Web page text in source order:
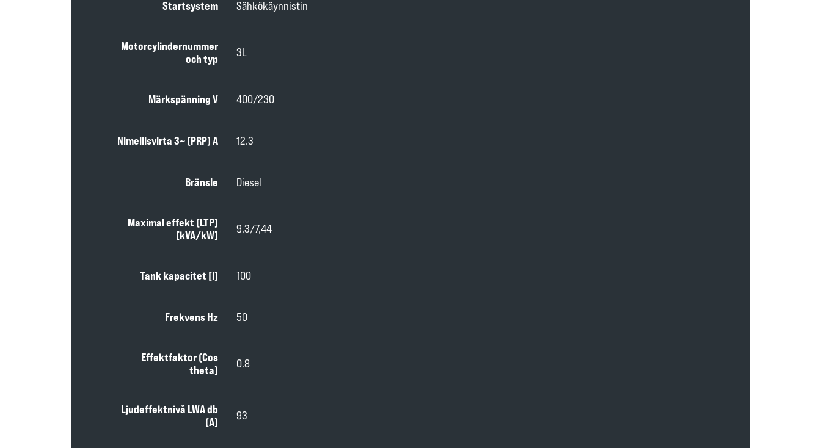
Startsystem Sähkökäynnistin
Motorcylindernummer
och typ
3L
Märkspänning V 400/230
Nimellisvirta 3~ (PRP) A 12.3
Bränsle Diesel
Maximal effekt (LTP)
[kVA/kW]
9,3/7,44
Tank kapacitet [l] 100
Frekvens Hz 50
Effektfaktor (Cos
theta)
0.8
Ljudeffektnivå LWA db
(A)
93